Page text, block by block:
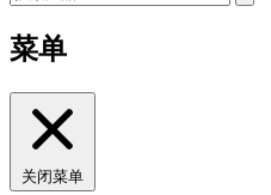
菜单
关闭菜单